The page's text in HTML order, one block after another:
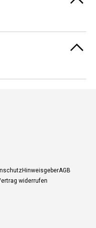
HinweisgeberAGB
widerrufen